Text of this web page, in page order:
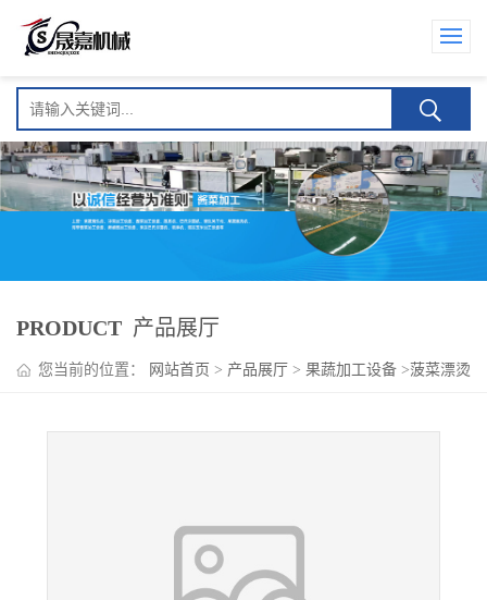
PRODUCT 产品展厅
您当前的位置： 网站首页 > 产品展厅 > 果蔬加工设备 >菠菜漂烫